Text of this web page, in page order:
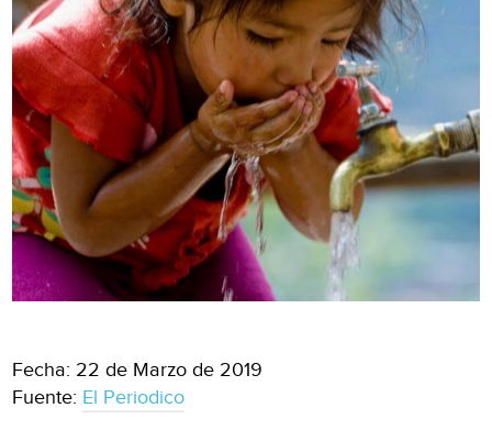
Fecha: 22 de Marzo de 2019
Fuente: El Periodico